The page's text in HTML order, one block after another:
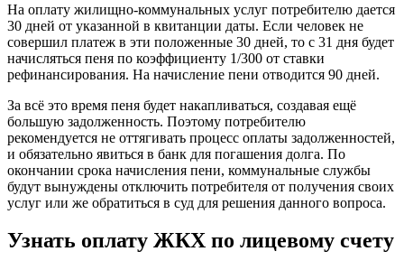
На оплату жилищно-коммунальных услуг потребителю дается
30 дней от указанной в квитанции даты. Если человек не
совершил платеж в эти положенные 30 дней, то с 31 дня будет
начисляться пеня по коэффициенту 1/300 от ставки
рефинансирования. На начисление пени отводится 90 дней.
За всё это время пеня будет накапливаться, создавая ещё
большую задолженность. Поэтому потребителю
рекомендуется не оттягивать процесс оплаты задолженностей,
и обязательно явиться в банк для погашения долга. По
окончании срока начисления пени, коммунальные службы
будут вынуждены отключить потребителя от получения своих
услуг или же обратиться в суд для решения данного вопроса.
Узнать оплату ЖКХ по лицевому счету